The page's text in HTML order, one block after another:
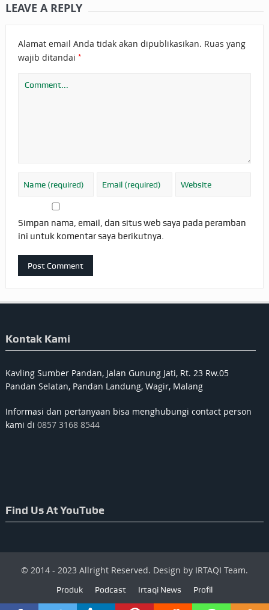
LEAVE A REPLY
Alamat email Anda tidak akan dipublikasikan. Ruas yang
wajib ditandai *
Simpan nama, email, dan situs web saya pada peramban
ini untuk komentar saya berikutnya.
Kontak Kami
Kavling Sumber Pandan, Jalan Gunung Jati, Rt. 23 Rw.05
Pandan Selatan, Pandan Landung, Wagir, Malang
Informasi dan pertanyaan bisa menghubungi contact person
kami di 0857 3168 8544
Find Us At YouTube
© 2014 - 2023 Allright Reserved. Design by IRTAQI Team.
Produk Podcast Irtaqi News Profil